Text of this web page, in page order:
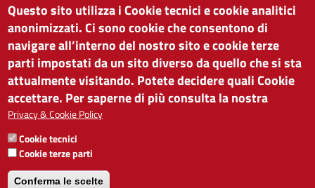
CAMERA DI COMMERCIO DI BOLZANO
via Alto Adige 60 | I-39100 Bolzano
tel. 0471 945 511 |info@camcom.bz.it
Partita IVA: 00376420212
ISTITUTO PER LA PROMOZIONE DELLO
SVILUPPO ECONOMICO
Partita IVA: 01716880214
Questo sito utilizza i Cookie tecnici e cookie analitici
anonimizzati. Ci sono cookie che consentono di
navigare all’interno del nostro sito e cookie terze
parti impostati da un sito diverso da quello che si sta
attualmente visitando. Potete decidere quali Cookie
accettare. Per saperne di più consulta la nostra
Privacy & Cookie Policy
Cookie tecnici
Cookie terze parti
Conferma le scelte